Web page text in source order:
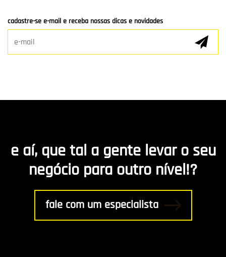
Marketing Digital
Desenvolvimento de app
R8 Indica
Gestão
cadastre-se e-mail e receba nossas dicas e novidades
e aí, que tal a gente levar o seu
negócio para outro nível!?
fale com um especialista